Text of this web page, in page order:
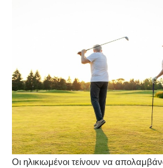
Οι ηλικιωμένοι τείνουν να